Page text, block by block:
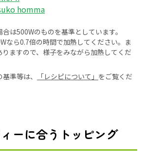
homma
は500Wのものを基準としています。
なら0.7倍の時間で加熱してください。ま
ますので、様子をみながら加熱してくだ
準等は、
「レシピについて」 をご覧くだ
ーに合うトッピング